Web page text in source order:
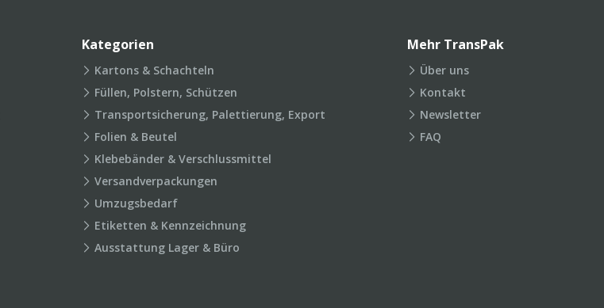
Kategorien
Kartons & Schachteln
Füllen, Polstern, Schützen
Transportsicherung, Palettierung, Export
Folien & Beutel
Klebebänder & Verschlussmittel
Versandverpackungen
Umzugsbedarf
Etiketten & Kennzeichnung
Ausstattung Lager & Büro
Mehr TransPak
Über uns
Kontakt
Newsletter
FAQ